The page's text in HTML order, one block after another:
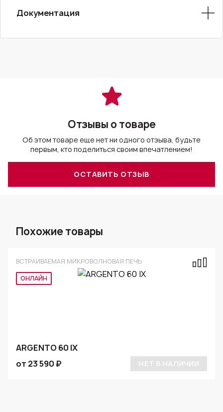
Документация
Отзывы о товаре
Об этом товаре еще нет ни одного отзыва, будьте
первым, кто поделиться своим впечатлением!
ОСТАВИТЬ ОТЗЫВ
Похожие товары
ВСТРАИВАЕМАЯ МИКРОВОЛНОВАЯ ПЕЧЬ
ОНЛАЙН
ARGENTO 60 IX
от 23 590 ₽
НЕТ В НАЛИЧИИ